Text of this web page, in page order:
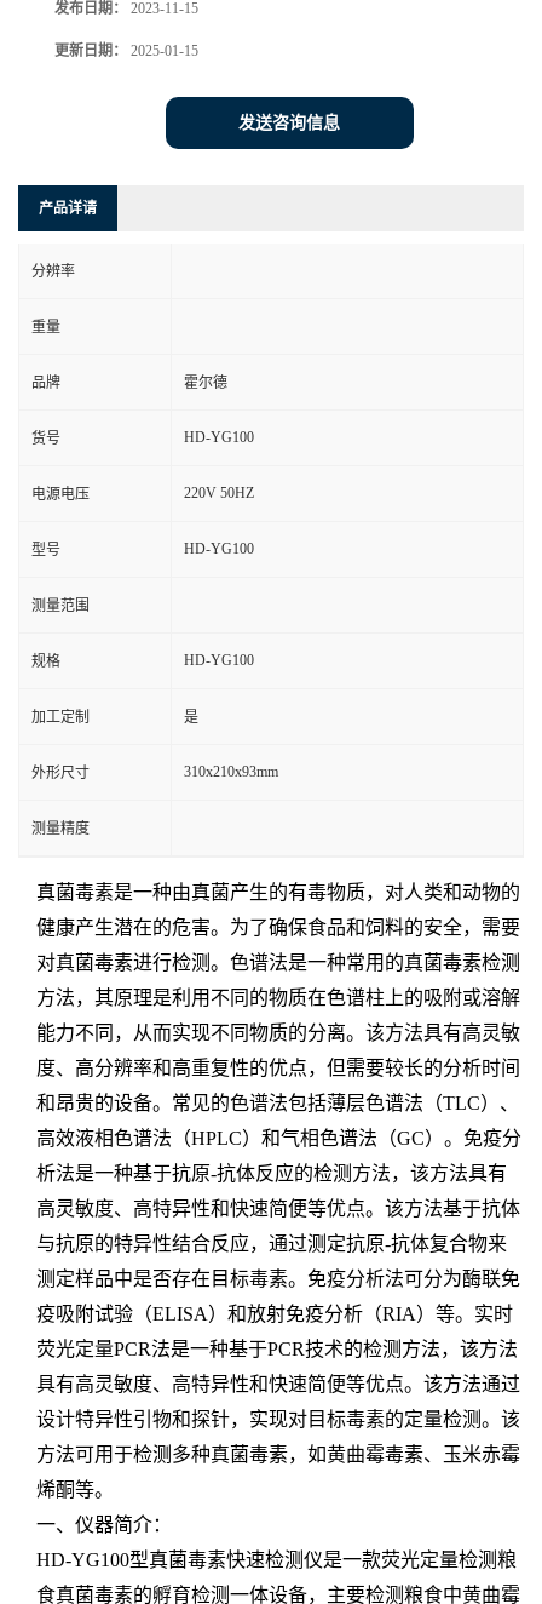
发布日期： 2023-11-15
更新日期： 2025-01-15
发送咨询信息
产品详请
分辨率
重量
品牌 霍尔德
货号 HD-YG100
电源电压 220V 50HZ
型号 HD-YG100
测量范围
规格 HD-YG100
加工定制 是
外形尺寸 310x210x93mm
测量精度
真菌毒素是一种由真菌产生的有毒物质，对人类和动物的
健康产生潜在的危害。为了确保食品和饲料的安全，需要
对真菌毒素进行检测。色谱法是一种常用的真菌毒素检测
方法，其原理是利用不同的物质在色谱柱上的吸附或溶解
能力不同，从而实现不同物质的分离。该方法具有高灵敏
度、高分辨率和高重复性的优点，但需要较长的分析时间
和昂贵的设备。常见的色谱法包括薄层色谱法（TLC）、
高效液相色谱法（HPLC）和气相色谱法（GC）。免疫分
析法是一种基于抗原-抗体反应的检测方法，该方法具有
高灵敏度、高特异性和快速简便等优点。该方法基于抗体
与抗原的特异性结合反应，通过测定抗原-抗体复合物来
测定样品中是否存在目标毒素。免疫分析法可分为酶联免
疫吸附试验（ELISA）和放射免疫分析（RIA）等。实时
荧光定量PCR法是一种基于PCR技术的检测方法，该方法
具有高灵敏度、高特异性和快速简便等优点。该方法通过
设计特异性引物和探针，实现对目标毒素的定量检测。该
方法可用于检测多种真菌毒素，如黄曲霉毒素、玉米赤霉
烯酮等。
一、仪器简介：
HD-YG100型真菌毒素快速检测仪是一款荧光定量检测粮
食真菌毒素的孵育检测一体设备，主要检测粮食中黄曲霉